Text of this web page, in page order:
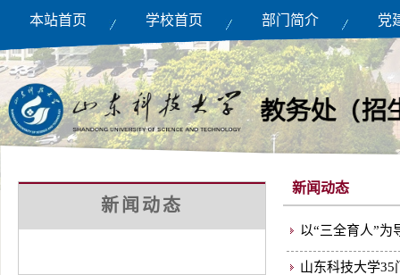
本站首页 学校首页 部门简介 党
新闻动态
新闻动态
以“三全育人”
山东科技大学35